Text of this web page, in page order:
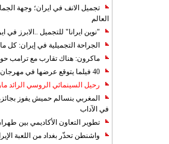
تجميل الانف في ايران؛ وجهة
العالم
"نوين ايرانا" للتجميل ..الابرز
الجراحة التجميلية في إيران: كل
ماكرون: هناك تقارب مع ترامب
40 فيلما يتوقع عرضها في مهرجان كان 2019
رحيل السينمائي الروسي الرائد
المغربي بنسالم حميش يفوز
في الآداب
تطوير التعاون الأكاديمي بين
واشنطن تحذّر بغداد من اللعبة